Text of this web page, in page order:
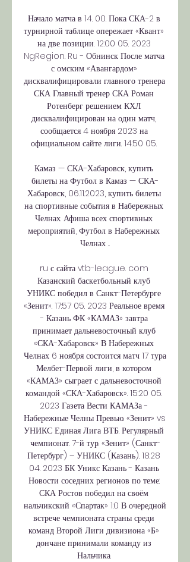
Начало матча в 14. 00. Пока СКА-2 в
турнирной таблице опережает «Квант»
на две позиции. 12:00 05. 2023
NgRegion. Ru - Обнинск После матча
с омским «Авангардом»
дисквалифицировали главного тренера
СКА Главный тренер СКА Роман
Ротенберг решением КХЛ
дисквалифицирован на один матч,
сообщается 4 ноября 2023 на
официальном сайте лиги. 14:50 05.
Камаз — СКА-Хабаровск, купить
билеты на Футбол в Камаз — СКА-
Хабаровск, 06.11.2023, купить билеты
на спортивные события в Набережных
Челнах. Афиша всех спортивных
мероприятий, Футбол в Набережных
Челнах ...
ru с сайта vtb-league. com
Казанский баскетбольный клуб
УНИКС победил в Санкт-Петербурге
«Зенит». 17:57 05. 2023 Реальное время
- Казань ФК «КАМАЗ» завтра
принимает дальневосточный клуб
«СКА-Хабаровск» В Набережных
Челнах 6 ноября состоится матч 17 тура
Мелбет-Первой лиги, в котором
«КАМАЗ» сыграет с дальневосточной
командой «СКА-Хабаровск». 15:20 05.
2023 Газета Вести КАМАЗа -
Набережные Челны Превью. «Зенит» vs
УНИКС Единая Лига ВТБ. Регулярный
чемпионат. 7-й тур. «Зенит» (Санкт-
Петербург) – УНИКС (Казань). 18:28
04. 2023 БК Уникс Казань - Казань
Новости соседних регионов по теме:
СКА Ростов победил на своём
нальчикский «Спартак» 1:0 В очередной
встрече чемпионата страны среди
команд Второй Лиги дивизиона «Б»
дончане принимали команду из
Нальчика.